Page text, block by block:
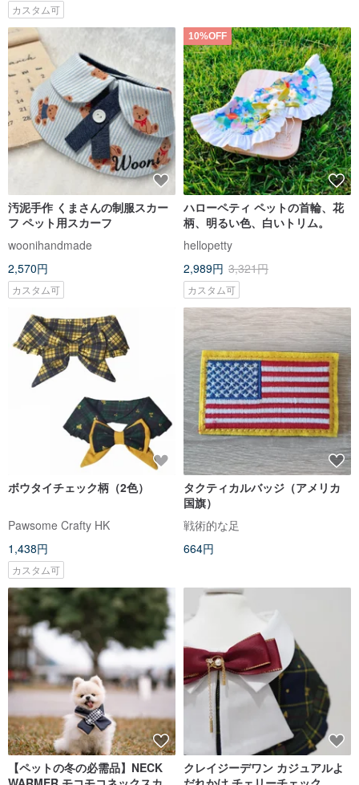
カスタム可
汚泥手作 くまさんの制服スカー
フ ペット用スカーフ
woonihandmade
2,570円
カスタム可
10%OFF
ハローペティ ペットの首輪、花
柄、明るい色、白いトリム。
hellopetty
2,989円 3,321円
カスタム可
ボウタイチェック柄（2色）
Pawsome Crafty HK
1,438円
カスタム可
タクティカルバッジ（アメリカ
国旗）
戦術的な足
664円
【ペットの冬の必需品】NECK
クレイジーデワン カジュアルよ